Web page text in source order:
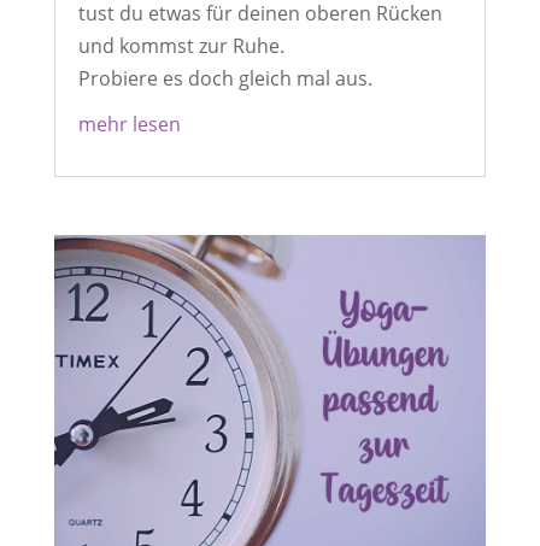
tust du etwas für deinen oberen Rücken
und kommst zur Ruhe.
Probiere es doch gleich mal aus.
mehr lesen